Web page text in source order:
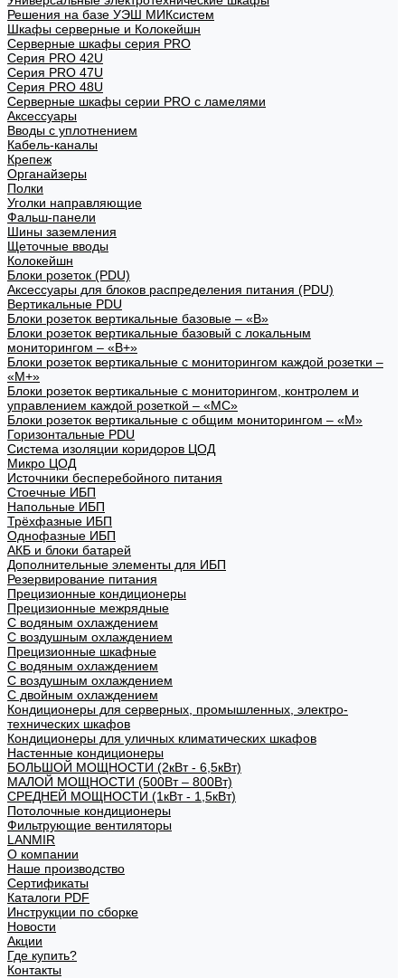
Решения на базе УЭШ МИКсистем
Шкафы серверные и Колокейшн
Серверные шкафы серия PRO
Серия PRO 42U
Серия PRO 47U
Серия PRO 48U
Серверные шкафы серии PRO с ламелями
Аксессуары
Вводы с уплотнением
Кабель-каналы
Крепеж
Органайзеры
Полки
Уголки направляющие
Фальш-панели
Шины заземления
Щеточные вводы
Колокейшн
Блоки розеток (PDU)
Аксессуары для блоков распределения питания (PDU)
Вертикальные PDU
Блоки розеток вертикальные базовые – «В»
Блоки розеток вертикальные базовый с локальным
мониторингом – «В+»
Блоки розеток вертикальные с мониторингом каждой розетки –
«М+»
Блоки розеток вертикальные с мониторингом, контролем и
управлением каждой розеткой – «МС»
Блоки розеток вертикальные с общим мониторингом – «М»
Горизонтальные PDU
Система изоляции коридоров ЦОД
Микро ЦОД
Источники бесперебойного питания
Стоечные ИБП
Напольные ИБП
Трёхфазные ИБП
Однофазные ИБП
АКБ и блоки батарей
Дополнительные элементы для ИБП
Резервирование питания
Прецизионные кондиционеры
Прецизионные межрядные
С водяным охлаждением
С воздушным охлаждением
Прецизионные шкафные
С водяным охлаждением
С воздушным охлаждением
С двойным охлаждением
Кондиционеры для серверных, промышленных, электро-
технических шкафов
Кондиционеры для уличных климатических шкафов
Настенные кондиционеры
БОЛЬШОЙ МОЩНОСТИ (2кВт - 6,5кВт)
МАЛОЙ МОЩНОСТИ (500Вт – 800Вт)
СРЕДНЕЙ МОЩНОСТИ (1кВт - 1,5кВт)
Потолочные кондиционеры
Фильтрующие вентиляторы
LANMIR
О компании
Наше производство
Сертификаты
Каталоги PDF
Инструкции по сборке
Новости
Акции
Где купить?
Контакты